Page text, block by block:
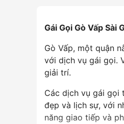
Gái Gọi Gò Vấp Sài
Gò Vấp, một quận
với dịch vụ gái gọi.
giải trí.
Các dịch vụ gái gọi
đẹp và lịch sự, với
năng giao tiếp và